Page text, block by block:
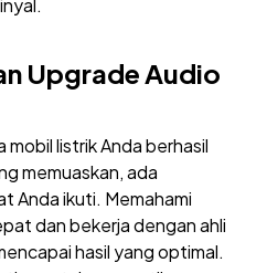
Upgrade Audio
listrik Anda berhasil
memuaskan, ada
Anda ikuti. Memahami
dan bekerja dengan ahli
hasil yang optimal.